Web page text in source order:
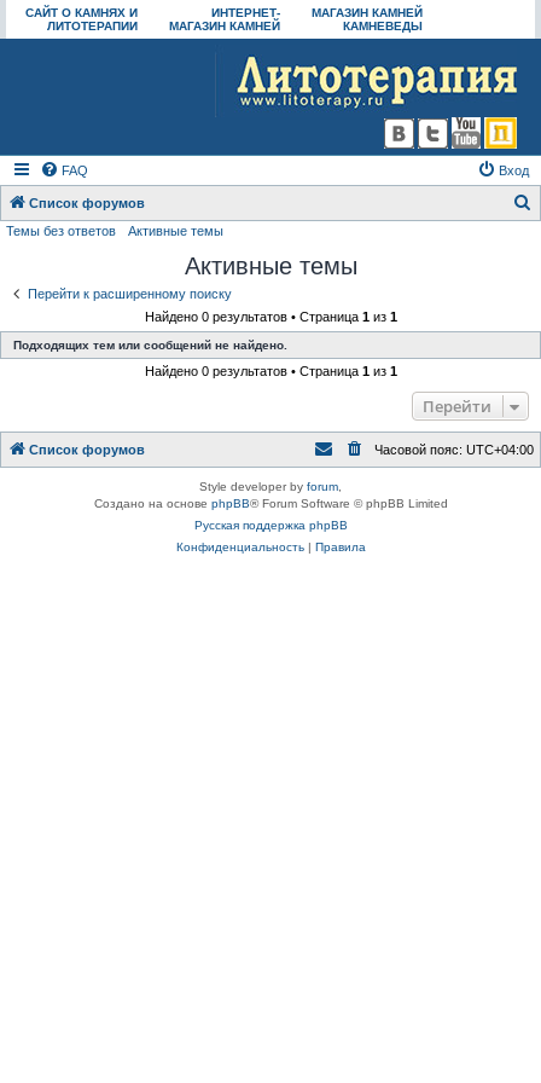
САЙТ О КАМНЯХ И
ЛИТОТЕРАПИИ
ИНТЕРНЕТ-
МАГАЗИН КАМНЕЙ
МАГАЗИН КАМНЕЙ
КАМНЕВЕДЫ
FAQ Вход
Список форумов
Темы без ответов Активные темы
Активные темы
Перейти к расширенному поиску
Найдено 0 результатов • Страница 1из 1
Подходящих тем или сообщений не найдено.
Найдено 0 результатов • Страница 1из 1
Перейти
Список форумов Часовой пояс: UTC+04:00
Style developer by forum
Создано на основе phpBB® Forum Software © phpBB Limited
Русская поддержка phpBB
Конфиденциальность| Правила